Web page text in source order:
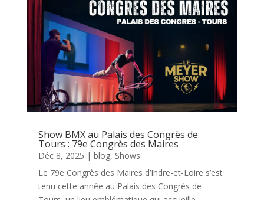
Show BMX au Palais des Congrès de
Tours : 79e Congrès des Maires
Déc 8, 2025 | blog, Shows
Le 79e Congrès des Maires d’Indre-et-Loire s’est
tenu cette année au Palais des Congrès de